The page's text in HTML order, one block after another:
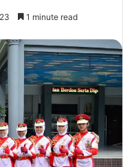
1 minute read